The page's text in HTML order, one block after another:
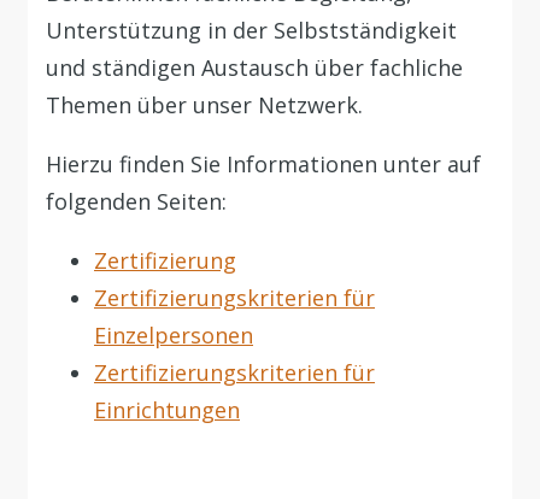
Unterstützung in der Selbstständigkeit
und ständigen Austausch über fachliche
Themen über unser Netzwerk.
Hierzu finden Sie Informationen unter auf
folgenden Seiten:
Zertifizierung
Zertifizierungskriterien für
Einzelpersonen
Zertifizierungskriterien für
Einrichtungen